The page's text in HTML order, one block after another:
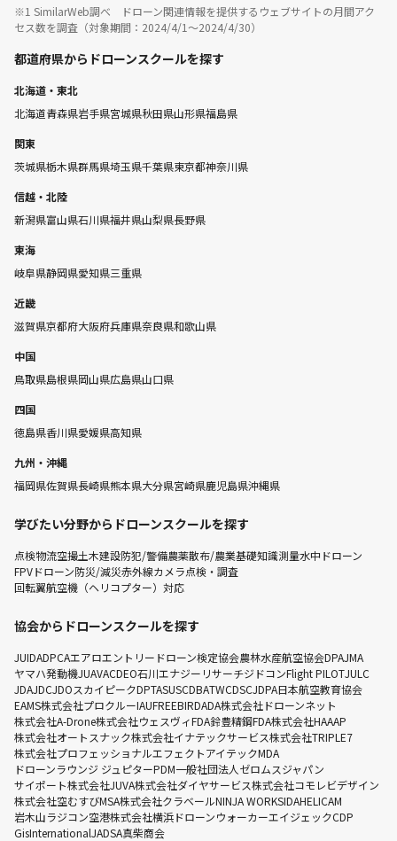
※1 SimilarWeb調べ ドローン関連情報を提供するウェブサイトの月間アク
セス数を調査（対象期間：2024/4/1〜2024/4/30）
都道府県からドローンスクールを探す
北海道・東北
北海道青森県岩手県宮城県秋田県山形県福島県
関東
茨城県栃木県群馬県埼玉県千葉県東京都神奈川県
信越・北陸
新潟県富山県石川県福井県山梨県長野県
東海
岐阜県静岡県愛知県三重県
近畿
滋賀県京都府大阪府兵庫県奈良県和歌山県
中国
鳥取県島根県岡山県広島県山口県
四国
徳島県香川県愛媛県高知県
九州・沖縄
福岡県佐賀県長崎県熊本県大分県宮崎県鹿児島県沖縄県
学びたい分野からドローンスクールを探す
点検物流空撮土木建設防犯/警備農薬散布/農業基礎知識測量水中ドローン
FPVドローン防災/減災赤外線カメラ点検・調査
回転翼航空機（ヘリコプター）対応
協会からドローンスクールを探す
JUIDADPCAエアロエントリー ドローン検定協会農林水産航空協会DPAJMA
ヤマハ発動機JUAVACDEO石川エナジーリサーチジドコンFlight PILOTJULC
JDAJDCJDOスカイピークDPTASUSCDBATWCDSCJDPA日本航空教育協会
EAMS株式会社プロクルーIAUFREEBIRDADA株式会社ドローンネット
株式会社A-Drone株式会社ウェスヴィFDA鈴豊精鋼FDA株式会社HAAAP
株式会社オートスナック株式会社イナテックサービス株式会社TRIPLE7
株式会社プロフェッショナルエフェクトアイテックMDA
ドローンラウンジ ジュピターPDM一般社団法人ゼロムスジャパン
サイポート株式会社JUVA株式会社ダイヤサービス株式会社コモレビデザイン
株式会社空むすびMSA株式会社クラベールNINJA WORKSIDAHELICAM
岩木山ラジコン空港株式会社横浜ドローンウォーカーエイジェックCDP
GisInternationalJADSA真柴商会